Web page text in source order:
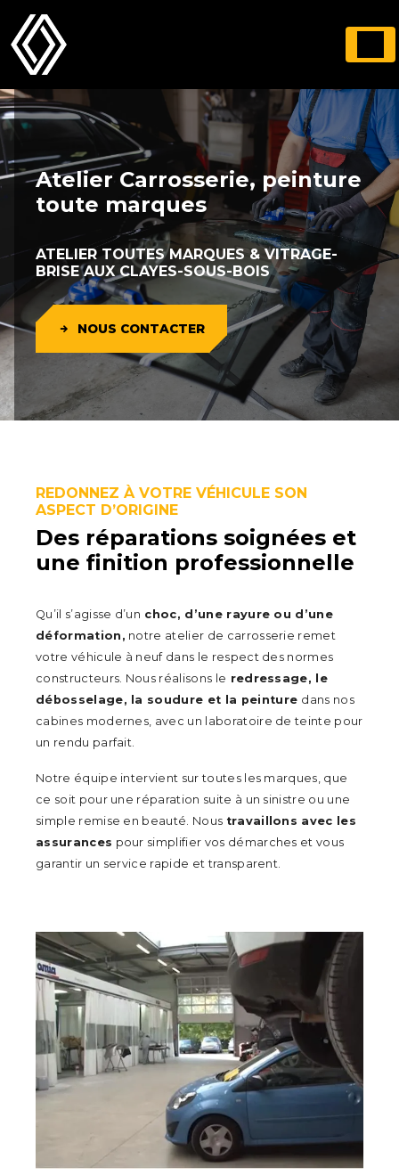
Atelier Carrosserie, peinture
toute marques
ATELIER TOUTES MARQUES & VITRAGE-
BRISE AUX CLAYES-SOUS-BOIS
NOUS CONTACTER
REDONNEZ À VOTRE VÉHICULE SON
ASPECT D’ORIGINE
Des réparations soignées et
une finition professionnelle
Qu’il s’agisse d’un choc, d’une rayure ou d’une
déformation, notre atelier de carrosserie remet
votre véhicule à neuf dans le respect des normes
constructeurs. Nous réalisons le redressage, le
débosselage, la soudure et la peinture dans nos
cabines modernes, avec un laboratoire de teinte pour
un rendu parfait.
Notre équipe intervient sur toutes les marques, que
ce soit pour une réparation suite à un sinistre ou une
simple remise en beauté. Nous travaillons avec les
assurances pour simplifier vos démarches et vous
garantir un service rapide et transparent.